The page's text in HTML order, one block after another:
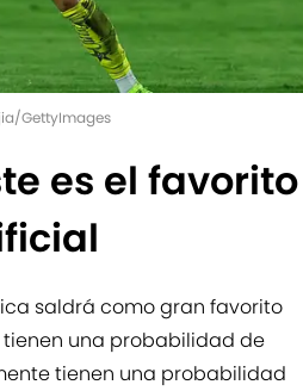
GettyImages
es el favorito
saldrá como gran favorito
tienen una probabilidad de
tienen una probabilidad